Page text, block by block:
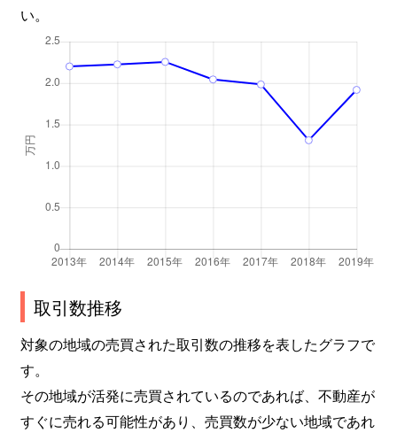
い。
取引数推移
対象の地域の売買された取引数の推移を表したグラフで
す。
その地域が活発に売買されているのであれば、不動産が
すぐに売れる可能性があり、売買数が少ない地域であれ